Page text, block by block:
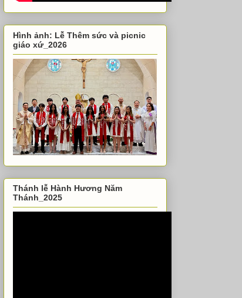
Hình ảnh: Lễ Thêm sức và picnic
giáo xứ_2026
Thánh lễ Hành Hương Năm
Thánh_2025